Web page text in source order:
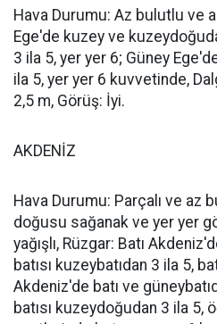
Hava Durumu: Az bulutlu ve
Ege'de kuzey ve
3 ila 5, yer yer 6; Güney
ila 5, yer yer 6 kuvvetinde,
2,5 m, Görüş: İyi.
AKDENİZ
Hava Durumu: Parçalı ve az
doğusu sağanak ve yer yer
yağışlı, Rüzgar: Batı
batısı kuzeybatıdan 3 ila 5,
Akdeniz'de batı ve
batısı kuzeydoğudan 3 ila 5,